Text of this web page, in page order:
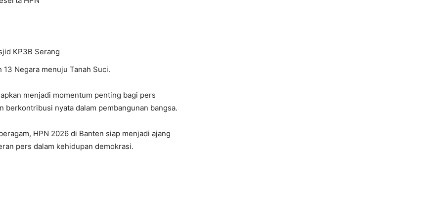
KP3B Serang
Negara menuju Tanah Suci.
menjadi momentum penting bagi pers
berkontribusi nyata dalam pembangunan bangsa.
HPN 2026 di Banten siap menjadi ajang
pers dalam kehidupan demokrasi.